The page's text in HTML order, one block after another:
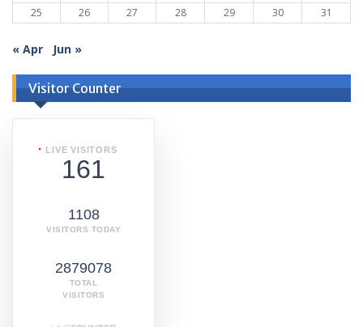
25
26 27 28 29 30 31
« Apr Jun »
Visitor Counter
LIVE VISITORS
161
1108
VISITORS TODAY
2879078
TOTAL
VISITORS